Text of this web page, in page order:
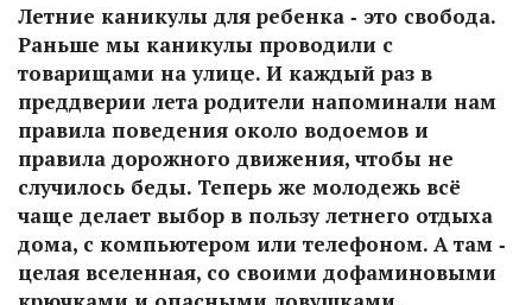
Летние каникулы для ребенка ‑ это свобода.
Раньше мы каникулы проводили с
товарищами на улице. И каждый раз в
преддверии лета родители напоминали нам
правила поведения около водоемов и
правила дорожного движения, чтобы не
случилось беды. Теперь же молодежь всё
чаще делает выбор в пользу летнего отдыха
дома, с компьютером или телефоном. А там ‑
целая вселенная, со своими дофаминовыми